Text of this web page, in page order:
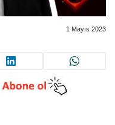
1 Mayıs 2023